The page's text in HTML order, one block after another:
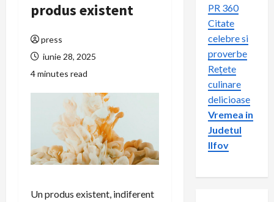
produs existent
press
iunie 28, 2025
4 minutes read
Un produs existent, indiferent
PR 360
Citate
celebre si
proverbe
Rețete
culinare
delicioase
Vremea in
Judetul
Ilfov